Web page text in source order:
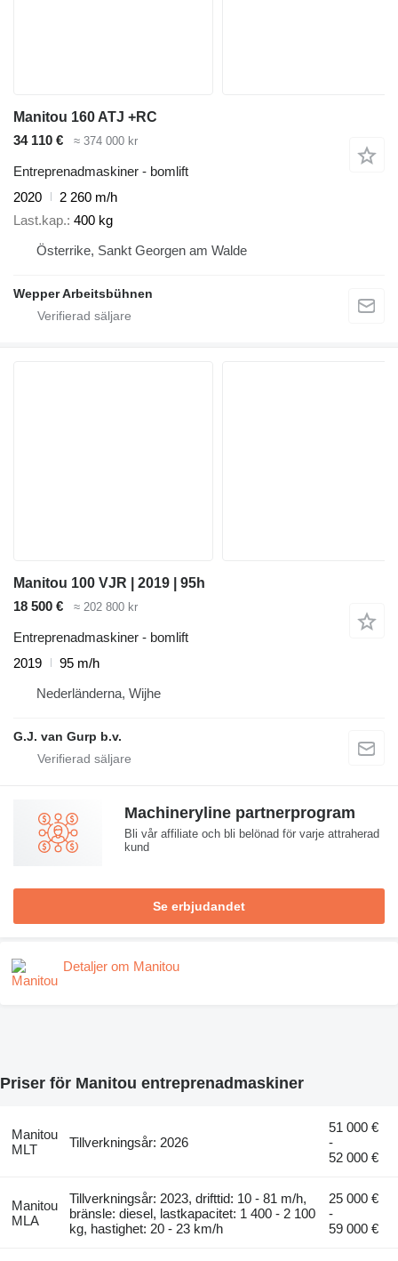
Manitou 160 ATJ +RC
34 110 €
≈ 374 000 kr
Entreprenadmaskiner - bomlift
2020
2 260 m/h
Last.kap. 400 kg
Österrike, Sankt Georgen am Walde
Wepper Arbeitsbühnen
Manitou 100 VJR | 2019 | 95h
18 500 €
≈ 202 800 kr
Entreprenadmaskiner - bomlift
2019
95 m/h
Nederländerna, Wijhe
G.J. van Gurp b.v.
Machineryline partnerprogram
Bli vår affiliate och bli belönad för varje attraherad
kund
Se erbjudandet
Detaljer om Manitou
Priser för Manitou entreprenadmaskiner
Manitou
MLT
Tillverkningsår: 2026
51 000 €
-
52 000 €
Manitou
MLA
Tillverkningsår: 2023, drifttid: 10 - 81 m/h,
bränsle: diesel, lastkapacitet: 1 400 - 2 100
kg, hastighet: 20 - 23 km/h
25 000 €
-
59 000 €